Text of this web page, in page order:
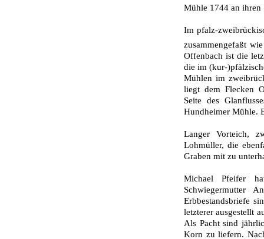
Mühle 1744 an
Im pfalz-
zusammengefaßt
Offenbach ist die
die im (kur-
Mühlen im
liegt dem Flecken
Seite des
Hundheimer Mühle.
Langer Vorteich,
Lohmüller, die
Graben mit zu
Michael Pfeifer
Schwiegermutter
Erbbestandsbriefe
letzterer ausgestellt
Als Pacht sind
Korn zu liefern.